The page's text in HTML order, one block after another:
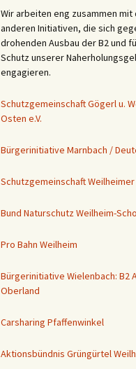
Wir arbeiten eng zusammen mit
anderen Initiativen, die sich
drohenden Ausbau der B2 und
Schutz unserer
engagieren.
Schutzgemeinschaft Gögerl u.
Osten e.V.
Bürgerinitiative Marnbach /
Schutzgemeinschaft Weilheimer
Bund Naturschutz Weilheim-
Pro Bahn Weilheim
Bürgerinitiative Wielenbach: B2
Oberland
Carsharing Pfaffenwinkel
Aktionsbündnis Grüngürtel